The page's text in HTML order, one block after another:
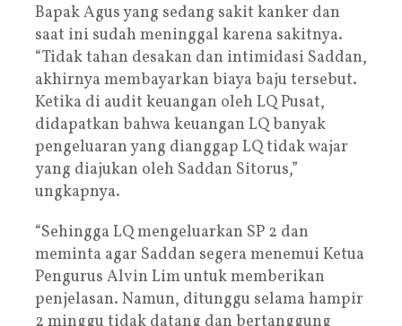
Bapak Agus yang sedang sakit kanker dan
saat ini sudah meninggal karena sakitnya.
“Tidak tahan desakan dan intimidasi Saddan,
akhirnya membayarkan biaya baju tersebut.
Ketika di audit keuangan oleh LQ Pusat,
didapatkan bahwa keuangan LQ banyak
pengeluaran yang dianggap LQ tidak wajar
yang diajukan oleh Saddan Sitorus,”
ungkapnya.
“Sehingga LQ mengeluarkan SP 2 dan
meminta agar Saddan segera menemui Ketua
Pengurus Alvin Lim untuk memberikan
penjelasan. Namun, ditunggu selama hampir